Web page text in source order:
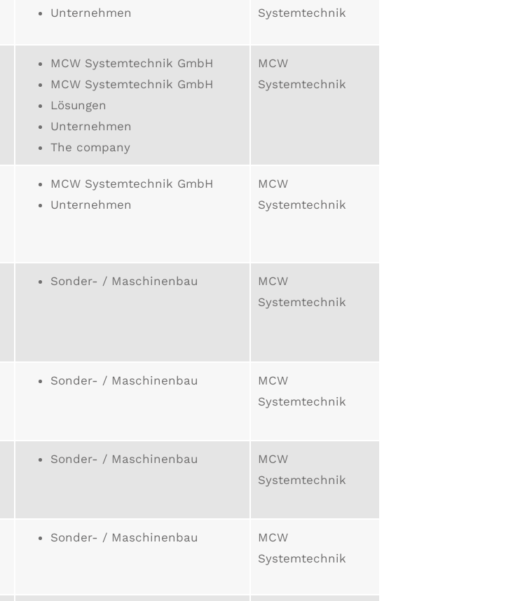
Unternehmen
Systemtechnik
MCW Systemtechnik GmbH
MCW Systemtechnik GmbH
Lösungen
Unternehmen
The company
MCW
Systemtechnik
MCW Systemtechnik GmbH
Unternehmen
MCW
Systemtechnik
Sonder- / Maschinenbau
MCW
Systemtechnik
Sonder- / Maschinenbau
MCW
Systemtechnik
Sonder- / Maschinenbau
MCW
Systemtechnik
Sonder- / Maschinenbau
MCW
Systemtechnik